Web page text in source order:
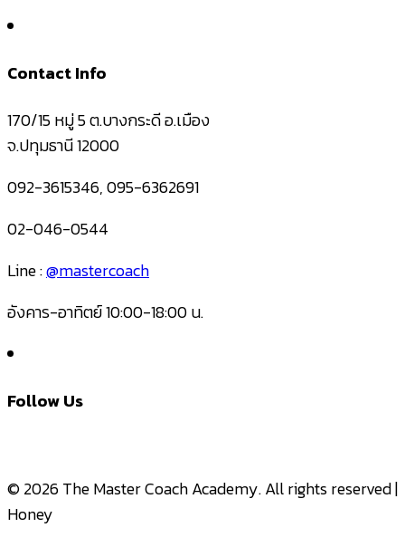
Contact Info
170/15 หมู่ 5 ต.บางกระดี อ.เมือง
จ.ปทุมธานี 12000
092-3615346, 095-6362691
02-046-0544
Line :@mastercoach
อังคาร-อาทิตย์ 10:00-18:00 น.
Follow Us
© 2026 The Master Coach Academy. All rights reserved |
Honey